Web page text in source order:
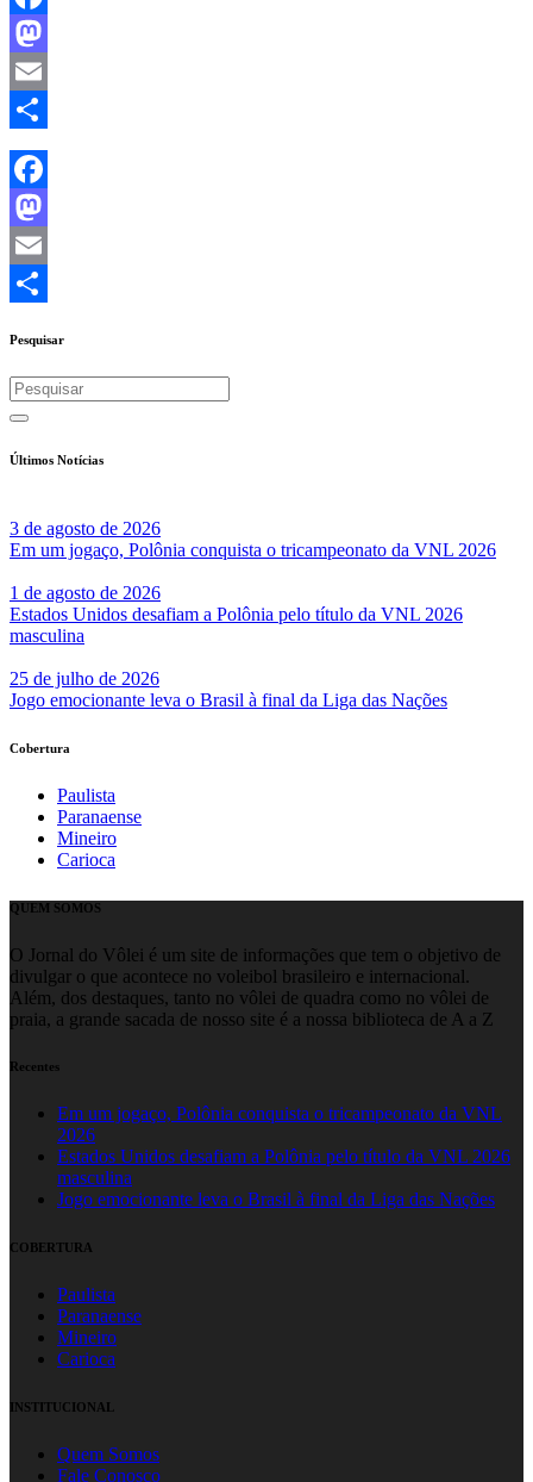
Facebook
Mastodon
Email
Share
Facebook
Mastodon
Email
Pesquisar
Últimos Notícias
3 de agosto de 2026
Em um jogaço, Polônia conquista o tricampeonato da VNL 2026
1 de agosto de 2026
Estados Unidos desafiam a Polônia pelo título da VNL 2026
masculina
25 de julho de 2026
Jogo emocionante leva o Brasil à final da Liga das Nações
Cobertura
Paulista
Paranaense
Mineiro
Carioca
QUEM SOMOS
O Jornal do Vôlei é um site de informações que tem o objetivo de
divulgar o que acontece no voleibol brasileiro e internacional.
Além, dos destaques, tanto no vôlei de quadra como no vôlei de
praia, a grande sacada de nosso site é a nossa biblioteca de A a Z
Recentes
Em um jogaço, Polônia conquista o tricampeonato da VNL
2026
Estados Unidos desafiam a Polônia pelo título da VNL 2026
masculina
Jogo emocionante leva o Brasil à final da Liga das Nações
COBERTURA
Paulista
Paranaense
Mineiro
Carioca
INSTITUCIONAL
Quem Somos
Fale Conosco